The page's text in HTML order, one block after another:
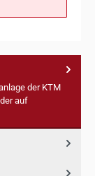
der KTM
auf